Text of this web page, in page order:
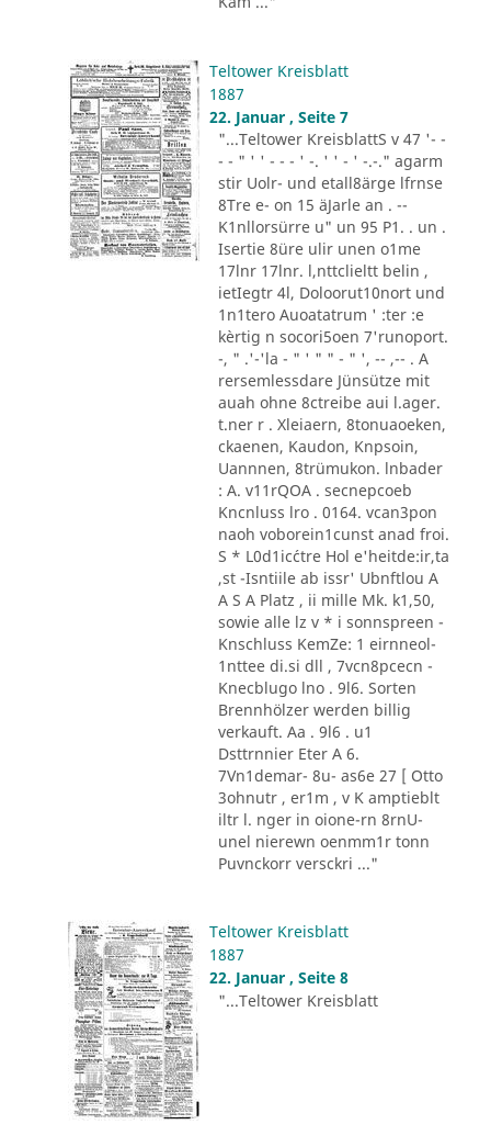
Teltower Kreisblatt
1887
22. Januar , Seite 7
"...Teltower KreisblattS v 47 '- -
- - " ' ' - - - ' -. ' ' - ' -.-." agarm
stir Uolr- und etall8ärge lfrnse
8Tre e- on 15 äJarle an . --
K1nllorsürre u" un 95 P1. . un .
Isertie 8üre ulir unen o1me
17lnr 17lnr. l,nttclieltt belin ,
ietIegtr 4l, Doloorut10nort und
1n1tero Auoatatrum ' :ter :e
kèrtig n socori5oen 7'runoport.
-, " .'-'la - " ' " " - " ', -- ,-- . A
rersemlessdare Jünsütze mit
auah ohne 8ctreibe aui l.ager.
t.ner r . Xleiaern, 8tonuaoeken,
ckaenen, Kaudon, Knpsoin,
Uannnen, 8trümukon. lnbader
: A. v11rQOA . secnepcoeb
Kncnluss lro . 0164. vcan3pon
naoh voborein1cunst anad froi.
S * L0d1ic´ctre Hol e'heitde:ir,ta
,st -Isntiile ab issr' Ubnftlou A
A S A Platz , ii mille Mk. k1,50,
sowie alle lz v * i sonnspreen -
Knschluss KemZe: 1 eirnneol-
1nttee di.si dll , 7vcn8pcecn -
Knecblugo lno . 9l6. Sorten
Brennhölzer werden billig
verkauft. Aa . 9l6 . u1
Dsttrnnier Eter A 6.
7Vn1demar- 8u- as6e 27 [ Otto
3ohnutr , er1m , v K amptieblt
iltr l. nger in oione-rn 8rnU-
unel nierewn oenmm1r tonn
Puvnckorr versckri ..."
Teltower Kreisblatt
1887
22. Januar , Seite 8
"...Teltower Kreisblatt